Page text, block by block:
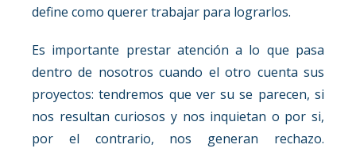
define como querer trabajar para lograrlos.
Es importante prestar atención a lo que pasa
dentro de nosotros cuando el otro cuenta sus
proyectos: tendremos que ver su se parecen, si
nos resultan curiosos y nos inquietan o por si,
por el contrario, nos generan rechazo.